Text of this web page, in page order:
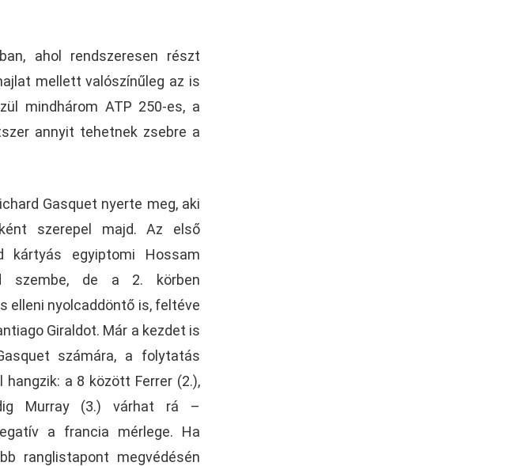
ahol rendszeresen részt
mellett valószínűleg az is
mindhárom ATP 250-es, a
annyit tehetnek zsebre a
Gasquet nyerte meg, aki
szerepel majd. Az első
kártyás egyiptomi Hossam
szembe, de a 2. körben
elleni nyolcaddöntő is, feltéve
Giraldot. Már a kezdet is
számára, a folytatás
hangzik: a 8 között Ferrer (2.),
Murray (3.) várhat rá –
a francia mérlege. Ha
ranglistapont megvédésén